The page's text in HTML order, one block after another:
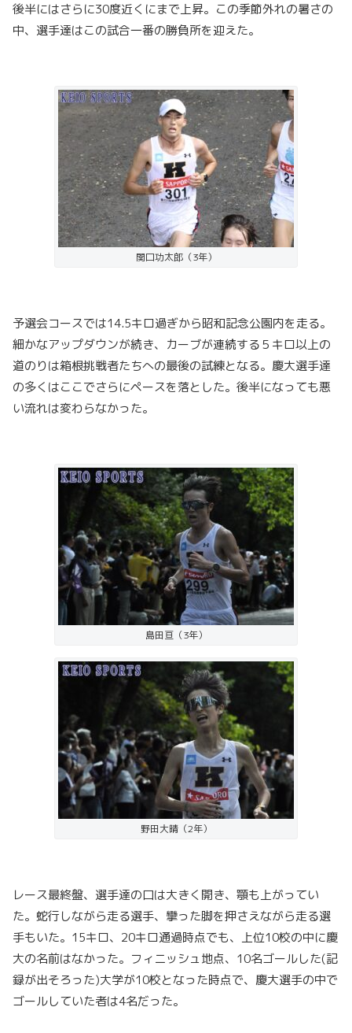
後半にはさらに30度近くにまで上昇。この季節外れの暑さの
中、選手達はこの試合一番の勝負所を迎えた。
関口功太郎（3年）
予選会コースでは14.5キロ過ぎから昭和記念公園内を走る。
細かなアップダウンが続き、カーブが連続する５キロ以上の
道のりは箱根挑戦者たちへの最後の試練となる。慶大選手達
の多くはここでさらにペースを落とした。後半になっても悪
い流れは変わらなかった。
島田亘（3年）
野田大晴（2年）
レース最終盤、選手達の口は大きく開き、顎も上がってい
た。蛇行しながら走る選手、攣った脚を押さえながら走る選
手もいた。15キロ、20キロ通過時点でも、上位10校の中に慶
大の名前はなかった。フィニッシュ地点、10名ゴールした(記
録が出そろった)大学が10校となった時点で、慶大選手の中で
ゴールしていた者は4名だった。